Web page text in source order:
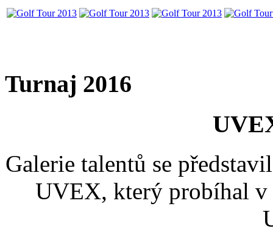
Turnaj 2016
Galerie talentů se
UVEX, který probíhal v